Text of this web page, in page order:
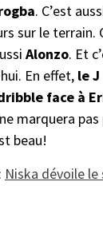
. C’est
sur le terrain.
Alonzo. Et
En effet, le
face à
marquera
beau!
Niska dévoile le